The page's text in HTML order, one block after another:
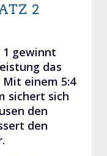
2
1 gewinnt
das
einem 5:4
sichert sich
den
den